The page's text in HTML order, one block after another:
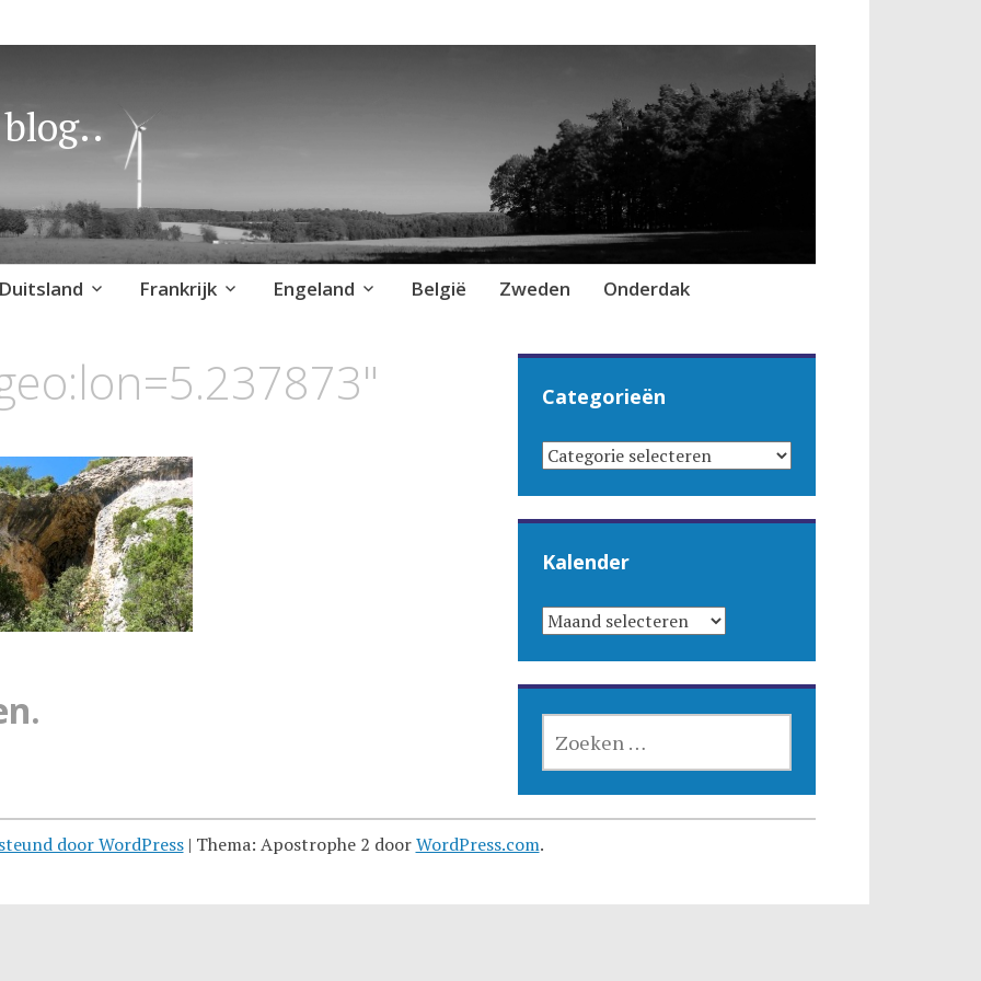
Duitsland Frankrijk Engeland België Zweden Onderdak
Categorieën
CATEGORIEËN
Kalender
KALENDER
NAAR:
door WordPress | Thema: Apostrophe 2 doorWordPress.com.